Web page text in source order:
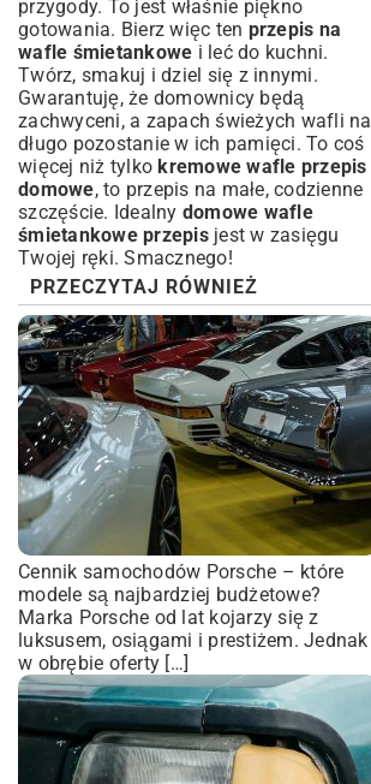
przygody. To jest właśnie piękno
gotowania. Bierz więc ten przepis na
wafle śmietankowe i leć do kuchni.
Twórz, smakuj i dziel się z innymi.
Gwarantuję, że domownicy będą
zachwyceni, a zapach świeżych wafli na
długo pozostanie w ich pamięci. To coś
więcej niż tylkokremowe wafle przepis
domowe, to przepis na małe, codzienne
szczęście. Idealny domowe wafle
śmietankowe przepisjest w zasięgu
Twojej ręki. Smacznego!
PRZECZYTAJ RÓWNIEŻ
Cennik samochodów Porsche – które
modele są najbardziej budżetowe?
Marka Porsche od lat kojarzy się z
luksusem, osiągami i prestiżem. Jednak
w obrębie oferty […]